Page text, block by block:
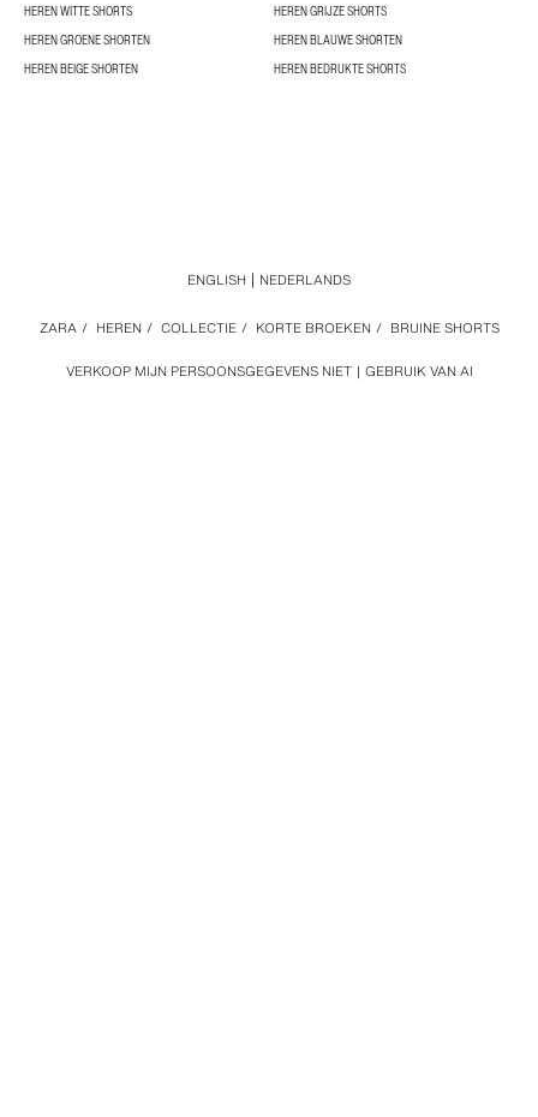
HEREN WITTE SHORTS
HEREN GRIJZE SHORTS
HEREN GROENE SHORTEN
HEREN BLAUWE SHORTEN
HEREN BEIGE SHORTEN
HEREN BEDRUKTE SHORTS
VERKOOP MIJN PERSOONSGEGEVENS NIET GEBRUIK VAN AI
ZARA / HEREN / COLLECTIE / KORTE BROEKEN / BRUINE SHORTS
ENGLISH NEDERLANDS